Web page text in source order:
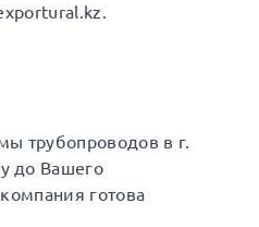
трубопроводов в г.
до Вашего
готова